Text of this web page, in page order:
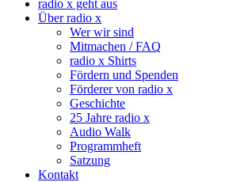
radio x geht aus
Über radio x
Wer wir sind
Mitmachen / FAQ
radio x Shirts
Fördern und Spenden
Förderer von radio x
Geschichte
25 Jahre radio x
Audio Walk
Programmheft
Satzung
Kontakt